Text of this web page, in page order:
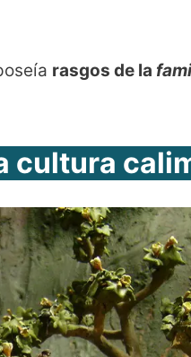
rasgos de la
cultura